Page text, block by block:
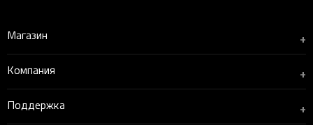
Магазин +
Компания +
Поддержка +